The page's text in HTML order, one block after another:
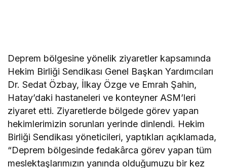
Deprem bölgesine yönelik ziyaretler kapsamında
Hekim Birliği Sendikası Genel Başkan Yardımcıları
Dr. Sedat Özbay, İlkay Özge ve Emrah Şahin,
Hatay’daki hastaneleri ve konteyner ASM’leri
ziyaret etti. Ziyaretlerde bölgede görev yapan
hekimlerimizin sorunları yerinde dinlendi. Hekim
Birliği Sendikası yöneticileri, yaptıkları açıklamada,
“Deprem bölgesinde fedakârca görev yapan tüm
meslektaşlarımızın yanında olduğumuzu bir kez